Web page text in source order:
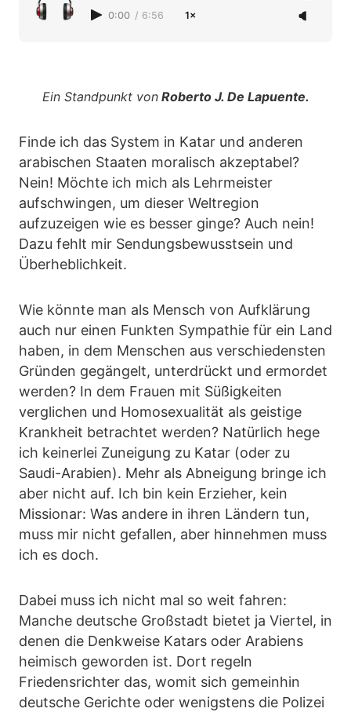
0:00 / 6:56 1×
Ein Standpunkt vonRoberto J. De Lapuente.
Finde ich das System in Katar und anderen
arabischen Staaten moralisch akzeptabel?
Nein! Möchte ich mich als Lehrmeister
aufschwingen, um dieser Weltregion
aufzuzeigen wie es besser ginge? Auch nein!
Dazu fehlt mir Sendungsbewusstsein und
Überheblichkeit.
Wie könnte man als Mensch von Aufklärung
auch nur einen Funkten Sympathie für ein Land
haben, in dem Menschen aus verschiedensten
Gründen gegängelt, unterdrückt und ermordet
werden? In dem Frauen mit Süßigkeiten
verglichen und Homosexualität als geistige
Krankheit betrachtet werden? Natürlich hege
ich keinerlei Zuneigung zu Katar (oder zu
Saudi-Arabien). Mehr als Abneigung bringe ich
aber nicht auf. Ich bin kein Erzieher, kein
Missionar: Was andere in ihren Ländern tun,
muss mir nicht gefallen, aber hinnehmen muss
ich es doch.
Dabei muss ich nicht mal so weit fahren:
Manche deutsche Großstadt bietet ja Viertel, in
denen die Denkweise Katars oder Arabiens
heimisch geworden ist. Dort regeln
Friedensrichter das, womit sich gemeinhin
deutsche Gerichte oder wenigstens die Polizei